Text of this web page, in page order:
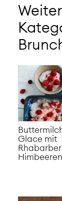
Glace mit
Himbeeren